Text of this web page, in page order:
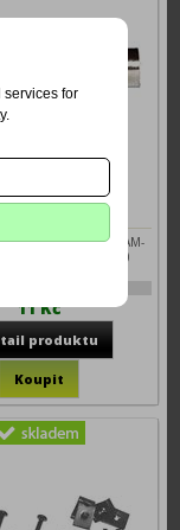
samice (DIN)
konektor pro AM-
samice (zásuvka DIN)
11 Kč
services for